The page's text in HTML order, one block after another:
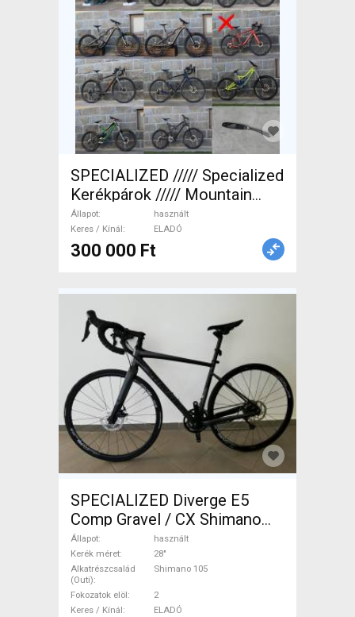
SPECIALIZED ///// Specialized
Kerékpárok ///// Mountain
Bike össztelós / fully
használt ELADÓ
Állapot
használt
Keres / Kínál
ELADÓ
300 000 Ft
SPECIALIZED Diverge E5
Comp Gravel / CX Shimano
105 tárcsafék használt
ELADÓ
Állapot
használt
Kerék méret
28"
Alkatrészcsalád
(Outi)
Shimano 105
Fokozatok elöl
2
Keres / Kínál
ELADÓ